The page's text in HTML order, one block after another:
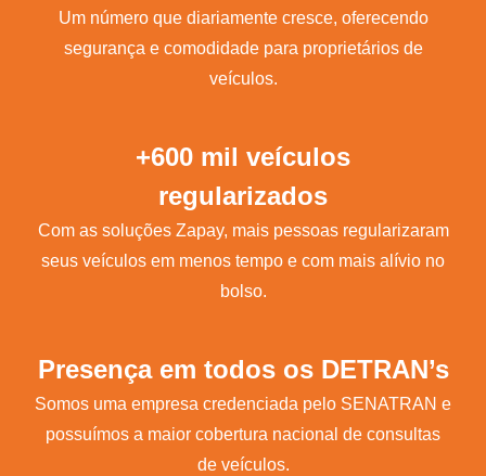
Um número que diariamente cresce, oferecendo
segurança e comodidade para proprietários de
veículos.
+600 mil veículos
regularizados
Com as soluções Zapay, mais pessoas regularizaram
seus veículos em menos tempo e com mais alívio no
bolso.
Presença em todos os DETRAN’s
Somos uma empresa credenciada pelo SENATRAN e
possuímos a maior cobertura nacional de consultas
de veículos.